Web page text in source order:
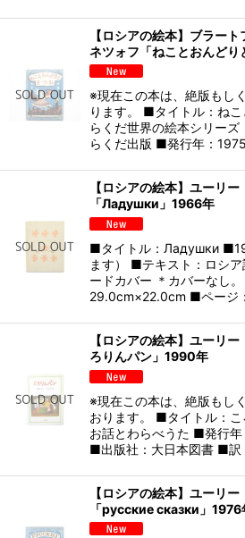
【ロシアの絵本】ブラー
ネツォフ「ねことおんど
※現在この本は、絶版もし
ります。 ■タイトル：ねこ
らくだ世界の絵本シリー
らくだ出版 ■発行年：
【ロシアの絵本】ユーリ
「Ладушки」1966年
■タイトル：Ладушки
ます） ■テキスト：ロシ
ードカバー ＊カバーなし
29.0cm×22.0cm ■ページ
【ロシアの絵本】ユーリ
ろりんパン」1990年
※現在この本は、絶版もし
おります。 ■タイトル：
お話とわらべうた ■発行
■出版社：大日本図書 ■訳
【ロシアの絵本】ユーリ
「русские сказки」1976